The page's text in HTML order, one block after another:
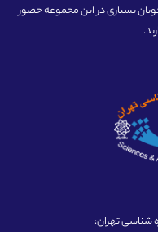
بسیاری در این مجموعه حضور
شناسی تهران: